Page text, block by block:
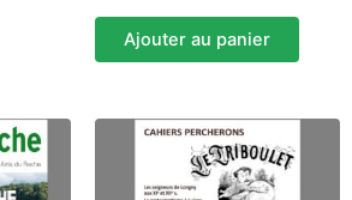
Ajouter au panier